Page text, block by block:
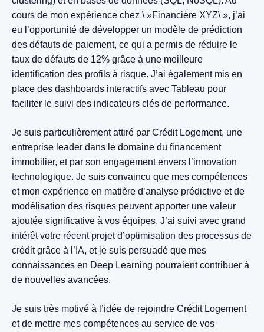
cours de mon expérience chez \ »Financière XYZ\ », j’ai
eu l’opportunité de développer un modèle de prédiction
des défauts de paiement, ce qui a permis de réduire le
taux de défauts de 12% grâce à une meilleure
identification des profils à risque. J’ai également mis en
place des dashboards interactifs avec Tableau pour
faciliter le suivi des indicateurs clés de performance.
Je suis particulièrement attiré par Crédit Logement, une
entreprise leader dans le domaine du financement
immobilier, et par son engagement envers l’innovation
technologique. Je suis convaincu que mes compétences
et mon expérience en matière d’analyse prédictive et de
modélisation des risques peuvent apporter une valeur
ajoutée significative à vos équipes. J’ai suivi avec grand
intérêt votre récent projet d’optimisation des processus de
crédit grâce à l’IA, et je suis persuadé que mes
connaissances en Deep Learning pourraient contribuer à
de nouvelles avancées.
Je suis très motivé à l’idée de rejoindre Crédit Logement
et de mettre mes compétences au service de vos